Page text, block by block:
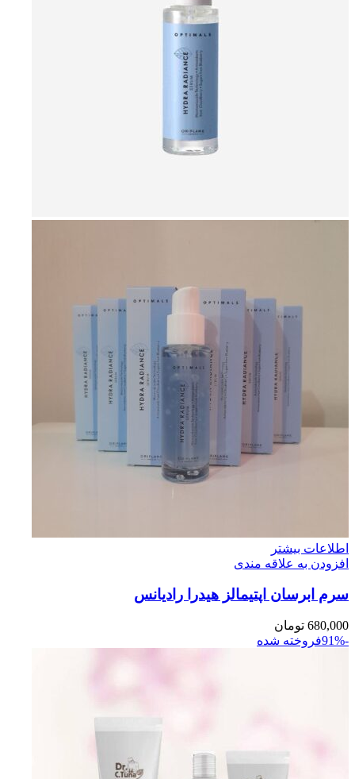
اطلاعات بیشتر
افزودن به علاقه مندی
سرم ابرسان اپتيمالز هيدرا راديانس
680,000 تومان
-91%
فروخته شده